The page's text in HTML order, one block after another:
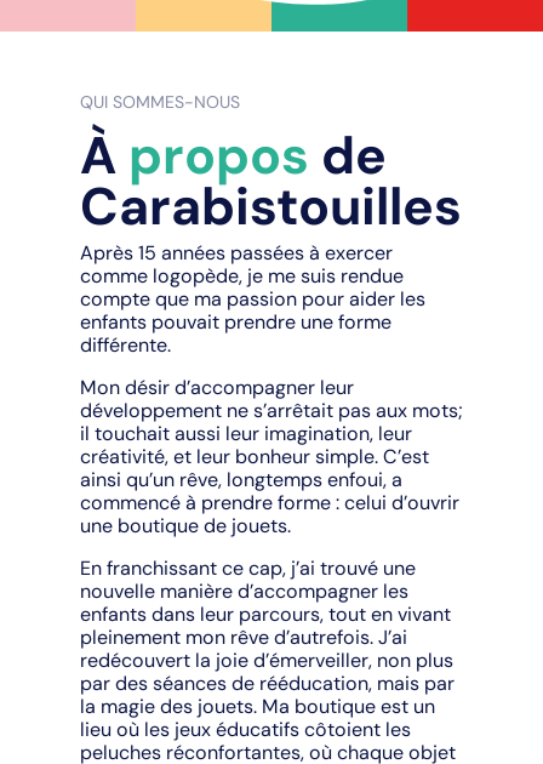
QUI SOMMES-NOUS
À propos de
Carabistouilles
Après 15 années passées à exercer
comme logopède, je me suis rendue
compte que ma passion pour aider les
enfants pouvait prendre une forme
différente.
Mon désir d’accompagner leur
développement ne s’arrêtait pas aux mots;
il touchait aussi leur imagination, leur
créativité, et leur bonheur simple. C’est
ainsi qu’un rêve, longtemps enfoui, a
commencé à prendre forme : celui d’ouvrir
une boutique de jouets.
En franchissant ce cap, j’ai trouvé une
nouvelle manière d’accompagner les
enfants dans leur parcours, tout en vivant
pleinement mon rêve d’autrefois. J’ai
redécouvert la joie d’émerveiller, non plus
par des séances de rééducation, mais par
la magie des jouets. Ma boutique est un
lieu où les jeux éducatifs côtoient les
peluches réconfortantes, où chaque objet